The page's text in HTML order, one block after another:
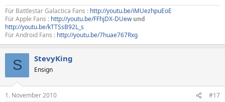
Für Battlestar Galactica Fans : http://youtu.be/iMUezhpuEoE
Für Apple Fans : http://youtu.be/FFhjDX-DUew und
http://youtu.be/kTTSsB92L_s
Für Android Fans : http://youtu.be/7huae767Rxg
S StevyKing
Ensign
1. November 2010 #17